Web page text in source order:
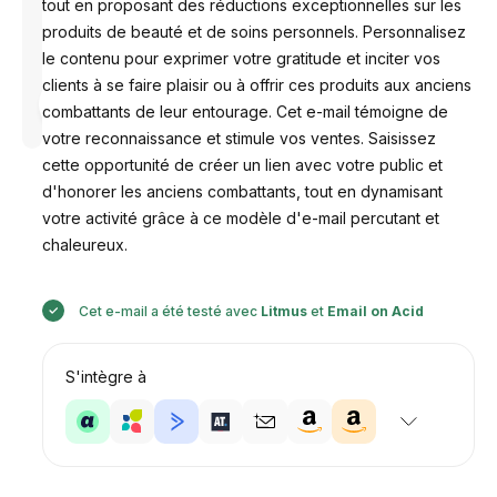
Conçu par
Anastasiia
tout en proposant des réductions exceptionnelles sur les
produits de beauté et de soins personnels. Personnalisez
le contenu pour exprimer votre gratitude et inciter vos
clients à se faire plaisir ou à offrir ces produits aux anciens
combattants de leur entourage. Cet e-mail témoigne de
votre reconnaissance et stimule vos ventes. Saisissez
cette opportunité de créer un lien avec votre public et
d'honorer les anciens combattants, tout en dynamisant
votre activité grâce à ce modèle d'e-mail percutant et
chaleureux.
Cet e-mail a été testé avec Litmuset Email on Acid
S'intègre à